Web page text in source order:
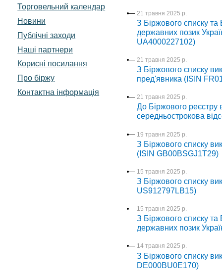
Торговельний календар
Новини
Публічні заходи
Наші партнери
Корисні посилання
Про біржу
Контактна інформація
21 травня 2025 р.
З Біржового списку та
державних позик
UA4000227102)
21 травня 2025 р.
З Біржового списку
пред'явника (ISIN
21 травня 2025 р.
До Біржового реєстру
середньострокова
19 травня 2025 р.
З Біржового списку
(ISIN GB00BSGJ1T29)
15 травня 2025 р.
З Біржового списку
US912797LB15)
15 травня 2025 р.
З Біржового списку та
державних позик
14 травня 2025 р.
З Біржового списку
DE000BU0E170)